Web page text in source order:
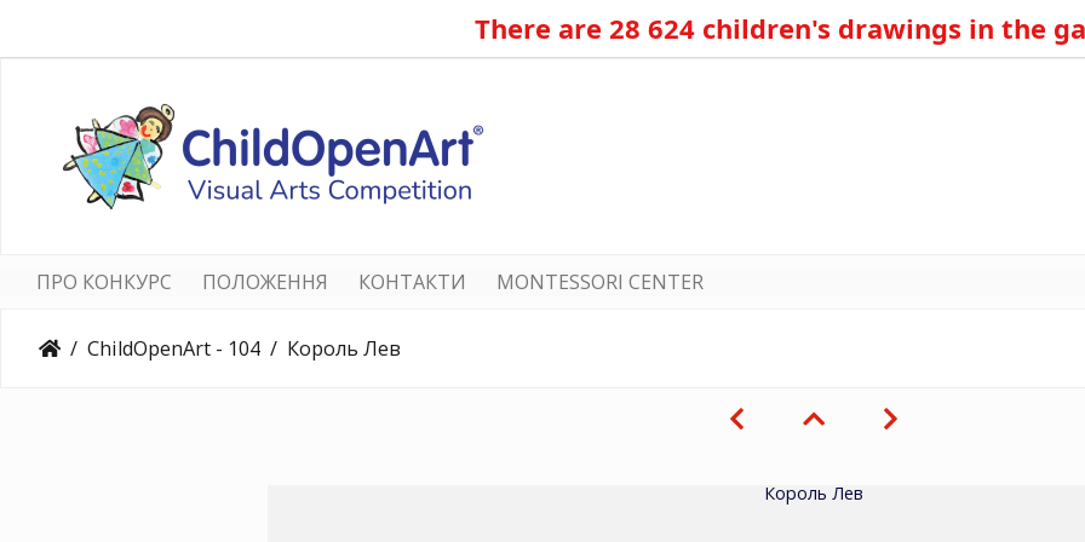
There are 28 624 children's drawings in the
ПРО КОНКУРС ПОЛОЖЕННЯ КОНТАКТИ MONTESSORI CENTER
ChildOpenArt - 104 Король Лев
Король Лев